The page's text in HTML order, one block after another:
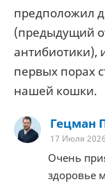
предположил
(предыдущий
антибиотики),
первых порах
нашей кошки.
Гецман
17 Июля 2026
Очень
здоровье